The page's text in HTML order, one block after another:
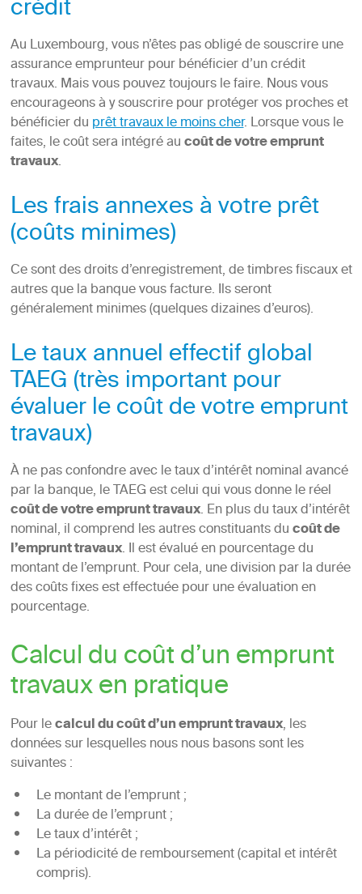
crédit
Au Luxembourg, vous n’êtes pas obligé de souscrire une
assurance emprunteur pour bénéficier d’un crédit
travaux. Mais vous pouvez toujours le faire. Nous vous
encourageons à y souscrire pour protéger vos proches et
bénéficier du prêt travaux le moins cher. Lorsque vous le
faites, le coût sera intégré aucoût de votre emprunt
travaux.
Les frais annexes à votre prêt
(coûts minimes)
Ce sont des droits d’enregistrement, de timbres fiscaux et
autres que la banque vous facture. Ils seront
généralement minimes (quelques dizaines d’euros).
Le taux annuel effectif global
TAEG (très important pour
évaluer le coût de votre emprunt
travaux)
À ne pas confondre avec le taux d’intérêt nominal avancé
par la banque, le TAEG est celui qui vous donne le réel
coût de votre emprunt travaux. En plus du taux d’intérêt
nominal, il comprend les autres constituants ducoût de
l’emprunt travaux. Il est évalué en pourcentage du
montant de l’emprunt. Pour cela, une division par la durée
des coûts fixes est effectuée pour une évaluation en
pourcentage.
Calcul du coût d’un emprunt
travaux en pratique
Pour lecalcul du coût d’un emprunt travaux, les
données sur lesquelles nous nous basons sont les
suivantes :
Le montant de l’emprunt ;
La durée de l’emprunt ;
Le taux d’intérêt ;
La périodicité de remboursement (capital et intérêt
compris).